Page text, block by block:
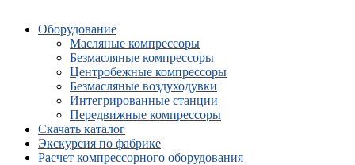
Оборудование
Масляные компрессоры
Безмасляные компрессоры
Центробежные компрессоры
Безмасляные воздуходувки
Интегрированные станции
Передвижные компрессоры
Скачать каталог
Экскурсия по фабрике
Расчет компрессорного оборудования